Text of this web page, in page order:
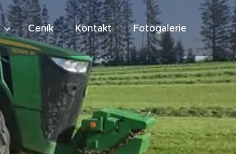
Ceník Kontakt Fotogalerie